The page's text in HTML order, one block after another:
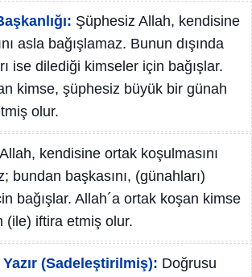
Şüphesiz Allah, kendisine
asla bağışlamaz. Bunun dışında
ise dilediği kimseler için bağışlar.
kimse, şüphesiz büyük bir günah
olur.
Allah, kendisine ortak koşulmasını
bundan başkasını, (günahları)
bağışlar. Allah´a ortak koşan kimse
(ile) iftira etmiş olur.
Yazır (Sadeleştirilmiş): Doğrusu